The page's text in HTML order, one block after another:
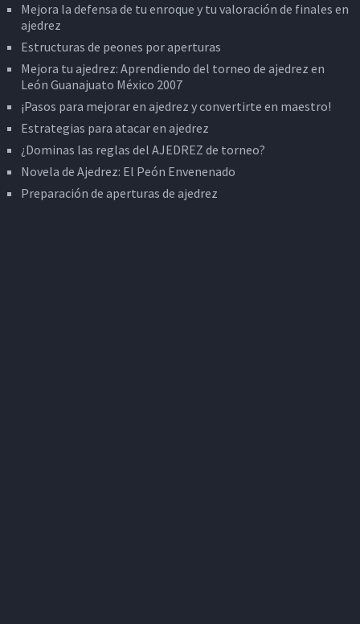
Mejora la defensa de tu enroque y tu valoración de finales en
ajedrez
Estructuras de peones por aperturas
Mejora tu ajedrez: Aprendiendo del torneo de ajedrez en
León Guanajuato México 2007
¡Pasos para mejorar en ajedrez y convertirte en maestro!
Estrategias para atacar en ajedrez
¿Dominas las reglas del AJEDREZ de torneo?
Novela de Ajedrez: El Peón Envenenado
Preparación de aperturas de ajedrez